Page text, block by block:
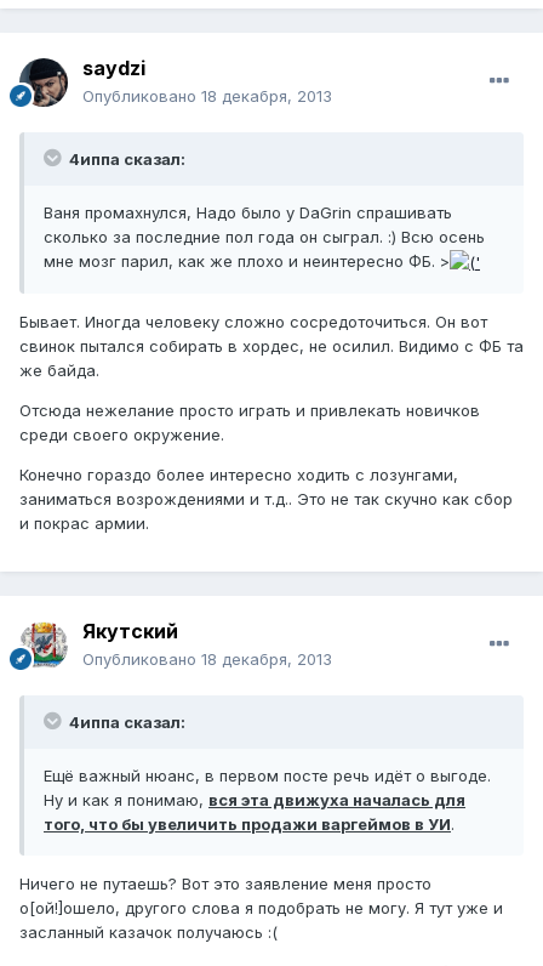
saydzi
Опубликовано 18 декабря, 2013
4иппа сказал:
Ваня промахнулся, Надо было у DaGrin спрашивать
сколько за последние пол года он сыграл. :) Всю осень
мне мозг парил, как же плохо и неинтересно ФБ. >
Бывает. Иногда человеку сложно сосредоточиться. Он вот
свинок пытался собирать в хордес, не осилил. Видимо с ФБ та
же байда.
Отсюда нежелание просто играть и привлекать новичков
среди своего окружение.
Конечно гораздо более интересно ходить с лозунгами,
заниматься возрождениями и т.д.. Это не так скучно как сбор
и покрас армии.
Якутский
Опубликовано 18 декабря, 2013
4иппа сказал:
Ещё важный нюанс, в первом посте речь идёт о выгоде.
Ну и как я понимаю, вся эта движуха началась для
того, что бы увеличить продажи варгеймов в УИ.
Ничего не путаешь? Вот это заявление меня просто
о[ой!]ошело, другого слова я подобрать не могу. Я тут уже и
засланный казачок получаюсь :(